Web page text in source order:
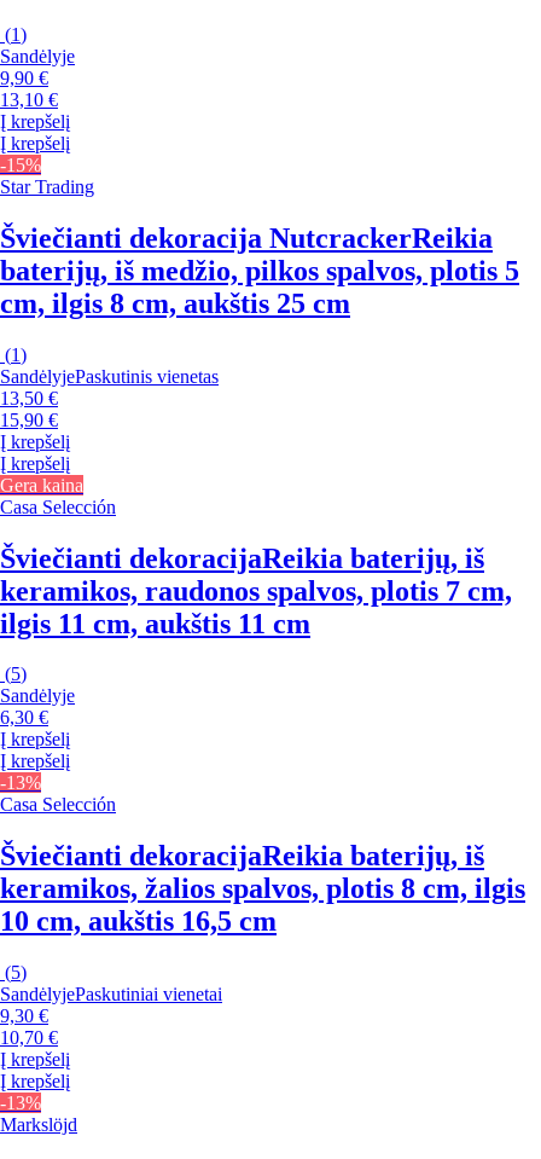
(1)
Sandėlyje
9,90 €
13,10 €
Į krepšelį
Į krepšelį
-15%
Star Trading
Šviečianti dekoracija NutcrackerReikia
baterijų, iš medžio, pilkos spalvos, plotis 5
cm, ilgis 8 cm, aukštis 25 cm
(1)
SandėlyjePaskutinis vienetas
13,50 €
15,90 €
Į krepšelį
Į krepšelį
Gera kaina
Casa Selección
Šviečianti dekoracijaReikia baterijų, iš
keramikos, raudonos spalvos, plotis 7 cm,
ilgis 11 cm, aukštis 11 cm
(5)
Sandėlyje
6,30 €
Į krepšelį
Į krepšelį
-13%
Casa Selección
Šviečianti dekoracijaReikia baterijų, iš
keramikos, žalios spalvos, plotis 8 cm, ilgis
10 cm, aukštis 16,5 cm
(5)
SandėlyjePaskutiniai vienetai
9,30 €
10,70 €
Į krepšelį
Į krepšelį
-13%
Markslöjd